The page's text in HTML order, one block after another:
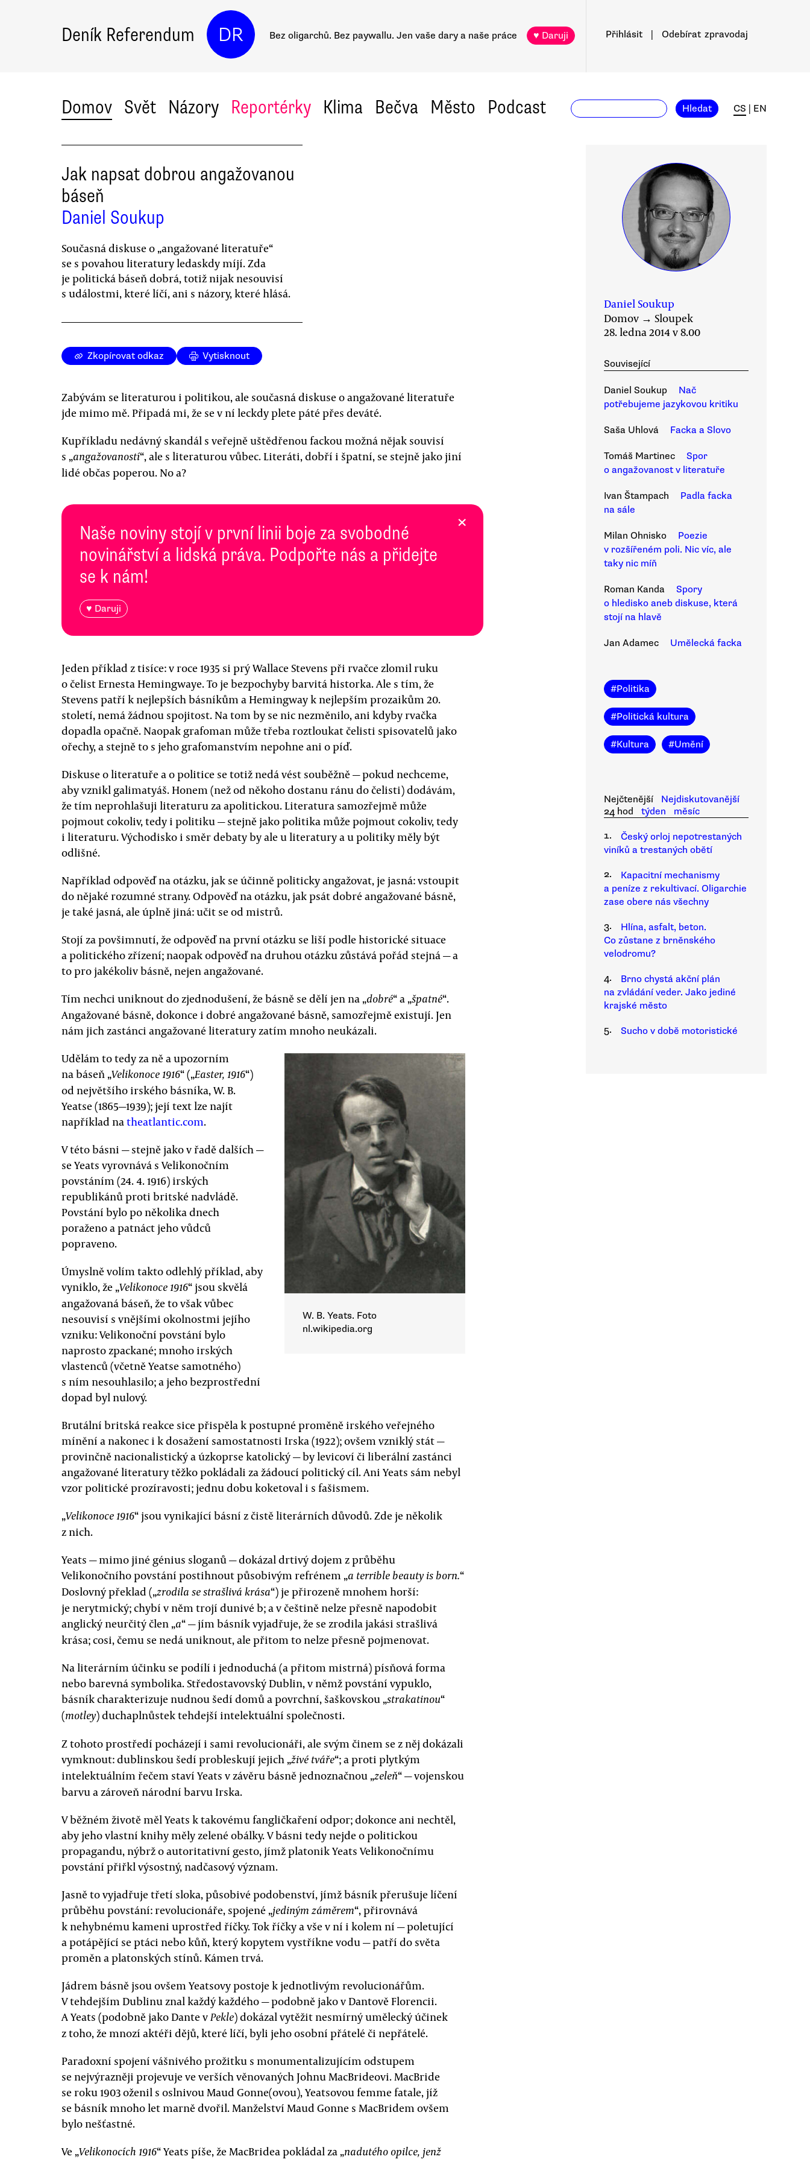
Deník Referendum DR Bez oligarchů. Bez paywallu. Jen vaše dary a naše práce ♥ Daruji Přihlásit Odebírat zpravodaj
Domov Svět Názory Reportérky Klima Bečva Město Podcast Hledat CS EN
Jak napsat dobrou angažovanou
báseň
Daniel Soukup
Současná diskuse o „angažované literatuře“
se s povahou literatury ledaskdy míjí. Zda
je politická báseň dobrá, totiž nijak nesouvisí
s událostmi, které líčí, ani s názory, které hlásá.
Zkopírovat odkaz Vytisknout
Zabývám se literaturou i politikou, ale současná diskuse o angažované literatuře
jde mimo mě. Připadá mi, že se v ní leckdy plete páté přes deváté.
Kupříkladu nedávný skandál s veřejně uštědřenou fackou možná nějak souvisí
s „angažovaností“, ale s literaturou vůbec. Literáti, dobří i špatní, se stejně jako jiní
lidé občas poperou. No a?
Naše noviny stojí v první linii boje za svobodné
novinářství a lidská práva. Podpořte nás a přidejte
se k nám!
♥ Daruji
×
Jeden příklad z tisíce: v roce 1935 si prý Wallace Stevens při rvačce zlomil ruku
o čelist Ernesta Hemingwaye. To je bezpochyby barvitá historka. Ale s tím, že
Stevens patří k nejlepších básníkům a Hemingway k nejlepším prozaikům 20.
století, nemá žádnou spojitost. Na tom by se nic nezměnilo, ani kdyby rvačka
dopadla opačně. Naopak grafoman může třeba roztloukat čelisti spisovatelů jako
ořechy, a stejně to s jeho grafomanstvím nepohne ani o píď.
Diskuse o literatuře a o politice se totiž nedá vést souběžně — pokud nechceme,
aby vznikl galimatyáš. Honem (než od někoho dostanu ránu do čelisti) dodávám,
že tím neprohlašuji literaturu za apolitickou. Literatura samozřejmě může
pojmout cokoliv, tedy i politiku — stejně jako politika může pojmout cokoliv, tedy
i literaturu. Východisko i směr debaty by ale u literatury a u politiky měly být
odlišné.
Například odpověď na otázku, jak se účinně politicky angažovat, je jasná: vstoupit
do nějaké rozumné strany. Odpověď na otázku, jak psát dobré angažované básně,
je také jasná, ale úplně jiná: učit se od mistrů.
Stojí za povšimnutí, že odpověď na první otázku se liší podle historické situace
a politického zřízení; naopak odpověď na druhou otázku zůstává pořád stejná — a
to pro jakékoliv básně, nejen angažované.
Tím nechci uniknout do zjednodušení, že básně se dělí jen na „dobré“ a „špatné“.
Angažované básně, dokonce i dobré angažované básně, samozřejmě existují. Jen
nám jich zastánci angažované literatury zatím mnoho neukázali.
W. B. Yeats. Foto
nl.wikipedia.org
Udělám to tedy za ně a upozorním
na báseň „Velikonoce 1916“ („Easter, 1916“)
od největšího irského básníka, W. B.
Yeatse (1865—1939); její text lze najít
například natheatlantic.com.
V této básni — stejně jako v řadě dalších —
se Yeats vyrovnává s Velikonočním
povstáním (24. 4. 1916) irských
republikánů proti britské nadvládě.
Povstání bylo po několika dnech
poraženo a patnáct jeho vůdců
popraveno.
Úmyslně volím takto odlehlý příklad, aby
vyniklo, že „Velikonoce 1916“ jsou skvělá
angažovaná báseň, že to však vůbec
nesouvisí s vnějšími okolnostmi jejího
vzniku: Velikonoční povstání bylo
naprosto zpackané; mnoho irských
vlastenců (včetně Yeatse samotného)
s ním nesouhlasilo; a jeho bezprostřední
dopad byl nulový.
Brutální britská reakce sice přispěla k postupné proměně irského veřejného
mínění a nakonec i k dosažení samostatnosti Irska (1922); ovšem vzniklý stát —
provinčně nacionalistický a úzkoprse katolický — by levicoví či liberální zastánci
angažované literatury těžko pokládali za žádoucí politický cíl. Ani Yeats sám nebyl
vzor politické prozíravosti; jednu dobu koketoval i s fašismem.
„Velikonoce 1916“ jsou vynikající básní z čistě literárních důvodů. Zde je několik
z nich.
Yeats — mimo jiné génius sloganů — dokázal drtivý dojem z průběhu
Velikonočního povstání postihnout působivým refrénem „a terrible beauty is born.“
Doslovný překlad („zrodila se strašlivá krása“) je přirozeně mnohem horší:
je nerytmický; chybí v něm trojí dunivé b; a v češtině nelze přesně napodobit
anglický neurčitý člen „a“ — jím básník vyjadřuje, že se zrodila jakási strašlivá
krása; cosi, čemu se nedá uniknout, ale přitom to nelze přesně pojmenovat.
Na literárním účinku se podílí i jednoduchá (a přitom mistrná) písňová forma
nebo barevná symbolika. Středostavovský Dublin, v němž povstání vypuklo,
básník charakterizuje nudnou šedí domů a povrchní, šaškovskou „strakatinou“
(motley) duchaplnůstek tehdejší intelektuální společnosti.
Z tohoto prostředí pocházejí i sami revolucionáři, ale svým činem se z něj dokázali
vymknout: dublinskou šedí probleskují jejich „živé tváře“; a proti plytkým
intelektuálním řečem staví Yeats v závěru básně jednoznačnou „zeleň“ — vojenskou
barvu a zároveň národní barvu Irska.
V běžném životě měl Yeats k takovému fangličkaření odpor; dokonce ani nechtěl,
aby jeho vlastní knihy měly zelené obálky. V básni tedy nejde o politickou
propagandu, nýbrž o autoritativní gesto, jímž platonik Yeats Velikonočnímu
povstání přiřkl výsostný, nadčasový význam.
Jasně to vyjadřuje třetí sloka, působivé podobenství, jímž básník přerušuje líčení
průběhu povstání: revolucionáře, spojené „jediným záměrem“, přirovnává
k nehybnému kameni uprostřed říčky. Tok říčky a vše v ní i kolem ní — poletující
a potápějící se ptáci nebo kůň, který kopytem vystříkne vodu — patří do světa
proměn a platonských stínů. Kámen trvá.
Jádrem básně jsou ovšem Yeatsovy postoje k jednotlivým revolucionářům.
V tehdejším Dublinu znal každý každého — podobně jako v Dantově Florencii.
A Yeats (podobně jako Dante vPekle) dokázal vytěžit nesmírný umělecký účinek
z toho, že mnozí aktéři dějů, které líčí, byli jeho osobní přátelé či nepřátelé.
Paradoxní spojení vášnivého prožitku s monumentalizujícím odstupem
se nejvýrazněji projevuje ve verších věnovaných Johnu MacBrideovi. MacBride
se roku 1903 oženil s oslnivou Maud Gonne(ovou), Yeatsovou femme fatale, jíž
se básník mnoho let marně dvořil. Manželství Maud Gonne s MacBridem ovšem
bylo nešťastné.
Ve „Velikonocích 1916“ Yeats píše, že MacBridea pokládal za „nadutého opilce, jenž
Daniel Soukup
Domov → Sloupek
28. ledna 2014 v 8.00
Související
Daniel Soukup
Nač
potřebujeme jazykovou kritiku
Saša Uhlová Facka a Slovo
Tomáš Martinec
Spor
o angažovanost v literatuře
Ivan Štampach
Padla facka
na sále
Milan Ohnisko
Poezie
v rozšířeném poli. Nic víc, ale
taky nic míň
Roman Kanda
Spory
o hledisko aneb diskuse, která
stojí na hlavě
Jan Adamec Umělecká facka
#Politika
#Politická kultura
#Kultura #Umění
Nejčtenější
Nejdiskutovanější
24 hod
týden
měsíc
1.
Český orloj nepotrestaných
viníků a trestaných obětí
2.
Kapacitní mechanismy
a peníze z rekultivací. Oligarchie
zase obere nás všechny
3.
Hlína, asfalt, beton.
Co zůstane z brněnského
velodromu?
4.
Brno chystá akční plán
na zvládání veder. Jako jediné
krajské město
5.
Sucho v době motoristické